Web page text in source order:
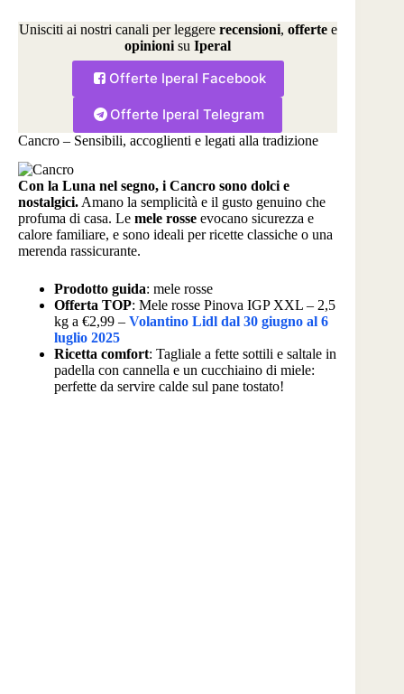
Unisciti ai nostri canali per leggere recensioni, offerte e
opinioni suIperal
Offerte Iperal Facebook
Offerte Iperal Telegram
Cancro – Sensibili, accoglienti e legati alla tradizione
Con la Luna nel segno, i Cancro sono dolci e
nostalgici.Amano la semplicità e il gusto genuino che
profuma di casa. Le mele rosse evocano sicurezza e
calore familiare, e sono ideali per ricette classiche o una
merenda rassicurante.
Prodotto guida: mele rosse
Offerta TOP: Mele rosse Pinova IGP XXL – 2,5
kg a €2,99 – Volantino Lidl dal 30 giugno al 6
luglio 2025
Ricetta comfort: Tagliale a fette sottili e saltale in
padella con cannella e un cucchiaino di miele:
perfette da servire calde sul pane tostato!